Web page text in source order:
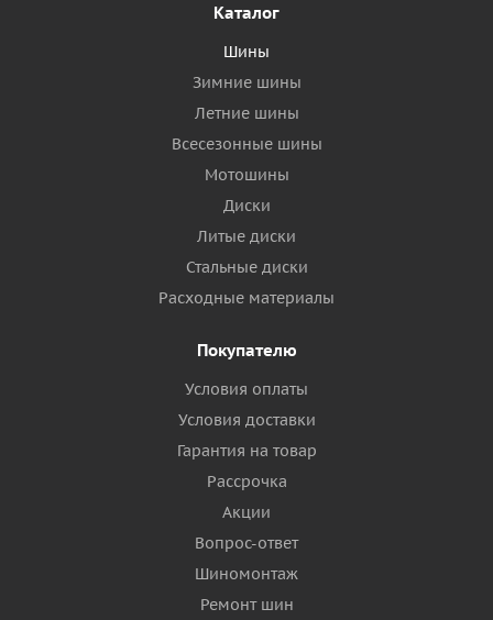
Каталог
Шины
Зимние шины
Летние шины
Всесезонные шины
Мотошины
Диски
Литые диски
Стальные диски
Расходные материалы
Покупателю
Условия оплаты
Условия доставки
Гарантия на товар
Рассрочка
Акции
Вопрос-ответ
Шиномонтаж
Ремонт шин